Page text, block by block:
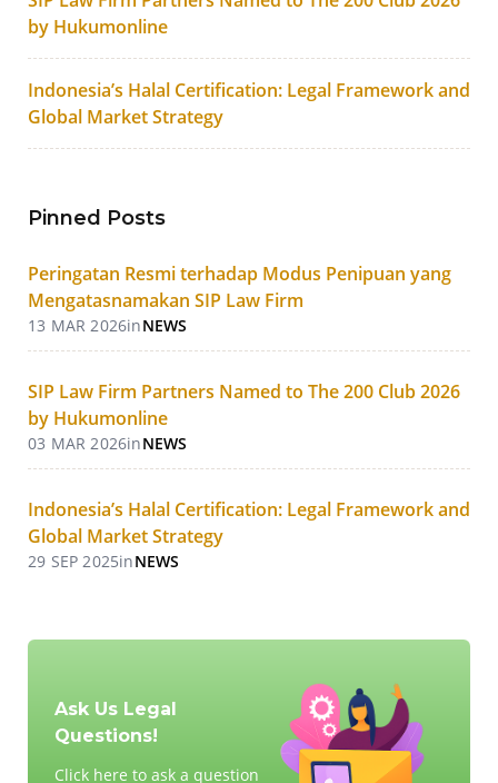
by Hukumonline
Indonesia’s Halal Certification: Legal Framework and
Global Market Strategy
Pinned Posts
Peringatan Resmi terhadap Modus Penipuan yang
Mengatasnamakan SIP Law Firm
13 MAR 2026inNEWS
SIP Law Firm Partners Named to The 200 Club 2026
by Hukumonline
03 MAR 2026inNEWS
Indonesia’s Halal Certification: Legal Framework and
Global Market Strategy
29 SEP 2025inNEWS
Ask Us Legal
Questions!
Click here to ask a question